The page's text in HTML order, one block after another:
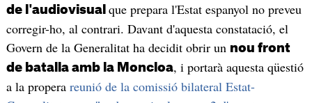
de l'audiovisual que prepara l'Estat espanyol no preveu
corregir-ho, al contrari. Davant d'aquesta constatació, el
Govern de la Generalitat ha decidit obrir un nou front
de batalla amb la Moncloa, i portarà aquesta qüestió
a la propera reunió de la comissió bilateral Estat-